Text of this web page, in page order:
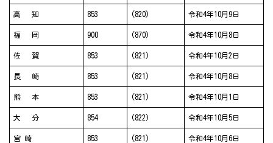
高 知 853 (820) 令和4年10月9日
福 岡 900 (870) 令和4年10月8日
佐 賀 853 (821) 令和4年10月2日
長 崎 853 (821) 令和4年10月8日
熊 本 853 (821) 令和4年10月1日
大 分 854 (822) 令和4年10月5日
宮 崎 853 (821) 令和4年10月6日